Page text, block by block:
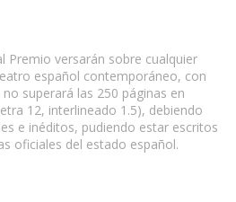
Premio versarán sobre cualquier
español contemporáneo, con
superará las 250 páginas en
12, interlineado 1.5), debiendo
e inéditos, pudiendo estar escritos
oficiales del estado español.